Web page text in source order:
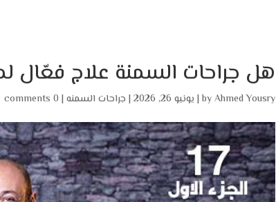
هل جراحات السمنة علاج فعّال
byAhmed Yousry
| يونيو 26, 2026 | جراحات السمنه|
0 comments